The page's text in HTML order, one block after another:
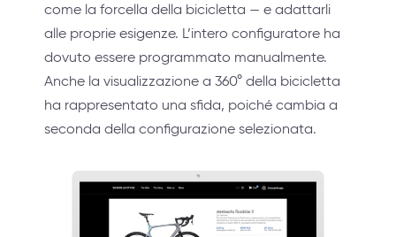
come la forcella della bicicletta — e adattarli
alle proprie esigenze. L’intero configuratore ha
dovuto essere programmato manualmente.
Anche la visualizzazione a 360° della bicicletta
ha rappresentato una sfida, poiché cambia a
seconda della configurazione selezionata.